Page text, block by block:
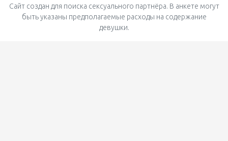
Сайт создан для поиска сексуального партнёра. В анкете могут
быть указаны предполагаемые расходы на содержание
девушки.